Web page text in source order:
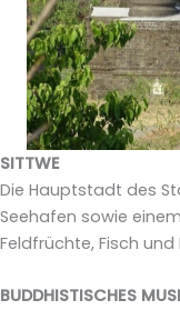
SITTWE
Die Hauptstadt des
Seehafen sowie
Feldfrüchte, Fisch
BUDDHISTISCHES